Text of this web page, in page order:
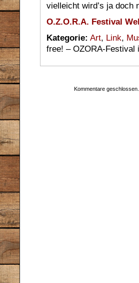
vielleicht wird’s ja doch
O.Z.O.R.A. Festival
Kategorie: Art, Link,
free! – OZORA-Festival
Kommentare geschlossen.